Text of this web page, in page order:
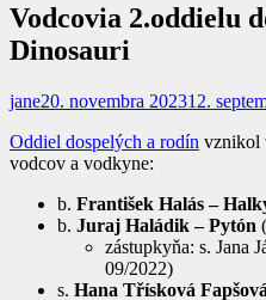
Vodcovia 2.oddielu
Dinosauri
jane20. novembra 202312.
Oddiel dospelých a rodín vznikol
vodcov a vodkyne:
b. František Halás –
b. Juraj Haládik – Pytón
zástupkyňa: s. Jana
09/2022)
s. Hana Třísková Fapšová